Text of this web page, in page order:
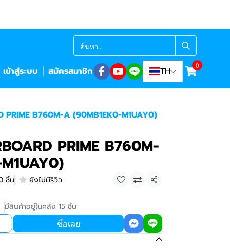
เข้าสู่ระบบ สมัครสมาชิก TH 0
PRIME B760M-A (90MB1EK0-M1UAY0)
PRIME B760M-
ชิ้น ยังไม่มีรีวิว แชร์
มีสินค้าอยู่ในคลัง 15 ชิ้น
ซื้อเลย